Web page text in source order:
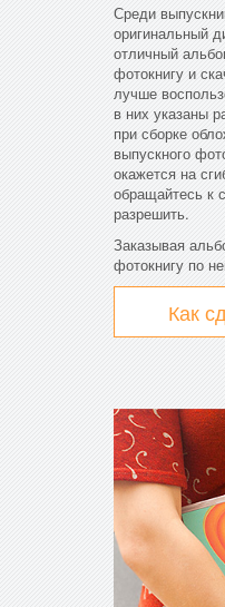
Среди
оригинальный
отличный
фотокнигу и
лучше
в них указаны
при сборке
выпускного
окажется на
обращайтесь к
разрешить.
Заказывая
фотокнигу по
Как